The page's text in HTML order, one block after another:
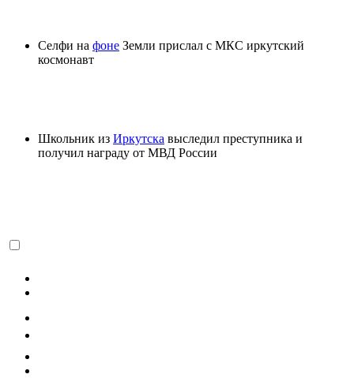
Селфи на фоне Земли прислал с МКС иркутский
космонавт
Школьник из Иркутска выследил преступника и
получил награду от МВД России